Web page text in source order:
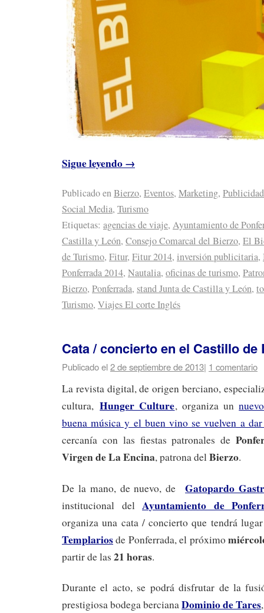
Sigue leyendo→
Publicado enBierzo, Eventos, Marketing, Publicidad
Social Media, Turismo
Etiquetas: agencias de viaje, Ayuntamiento de
Castilla y León, Consejo Comarcal del Bierzo, El
de Turismo, Fitur, Fitur 2014, inversión publicitaria,
Ponferrada 2014, Nautalia, oficinas de turismo,
Bierzo, Ponferrada, stand Junta de Castilla y León,
Turismo, Viajes El corte Inglés
Cata / concierto en el Castillo de
Publicado el2 de septiembre de 2013| 1 comentario
La revista digital, de origen berciano,
cultura,Hunger Culture, organiza un
buena música y el buen vino se vuelven a
cercanía con las fiestas patronales de
Virgen de La Encina, patrona delBierzo.
De la mano, de nuevo, deGatopardo
institucional del Ayuntamiento de
organiza una cata / concierto que tendrá
Templariosde Ponferrada, el próximo
partir de las 21 horas.
Durante el acto, se podrá disfrutar de la
prestigiosa bodega bercianaDominio de Tares